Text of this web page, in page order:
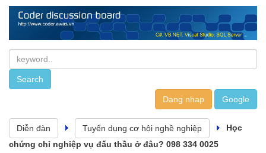
Dang nhap
Diễn đàn Tuyển dụng cơ hội nghề nghiệp
Học
chứng chỉ nghiệp vụ đấu thầu ở đâu? 098 334 0025